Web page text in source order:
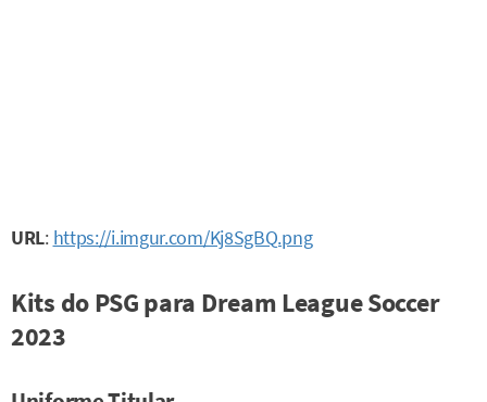
URL: https://i.imgur.com/Kj8SgBQ.png
Kits do PSG para Dream League Soccer
2023